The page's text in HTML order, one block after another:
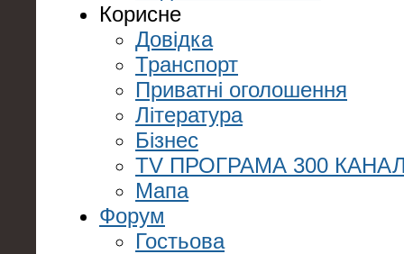
Корисне
Довідка
Транспорт
Приватні оголошення
Література
Бізнес
TV ПРОГРАМА 300
Мапа
Форум
Гостьова